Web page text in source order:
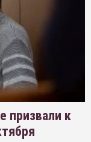
призвали к